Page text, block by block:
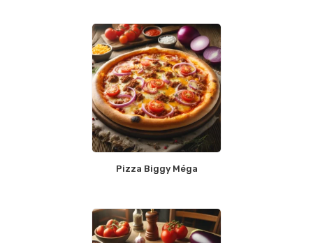
Pizza Biggy Méga